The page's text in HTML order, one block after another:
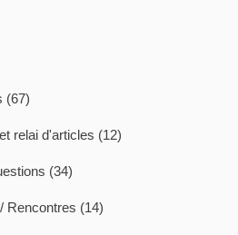
(67)
relai d'articles (12)
(34)
Rencontres (14)